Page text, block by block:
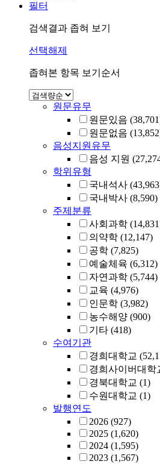
필터
검색결과 좁혀 보기
선택해제
좁혀본 항목 보기순서
원문유무
원문있음
원문없음
음성지원유무
음성 지원
학위유형
국내석사
국내박사 (8,590)
주제분류
사회과학
의약학 (12,147)
공학 (7,825)
예술체육 (6,312)
자연과학 (5,744)
교육 (4,976)
인문학 (3,982)
농수해양 (900)
기타 (418)
수여기관
경희대학교
경희사이버대학
경북대학교 (1)
수원대학교 (1)
발행연도
2026 (927)
2025 (1,620)
2024 (1,595)
2023 (1,567)